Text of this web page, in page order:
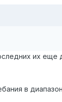
их еще
в